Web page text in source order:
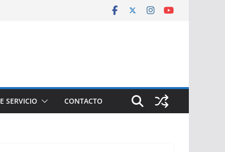
SERVICIO CONTACTO